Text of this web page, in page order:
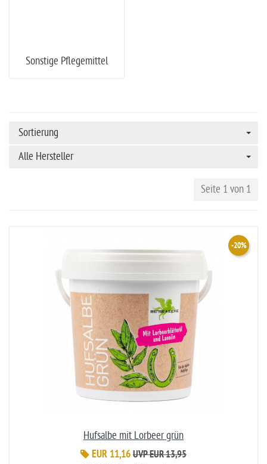
Sonstige Pflegemittel
Sortierung
Alle Hersteller
Seite 1 von 1
Hufsalbe mit Lorbeer grün
EUR 11,16
-20%
UVP EUR 13,95